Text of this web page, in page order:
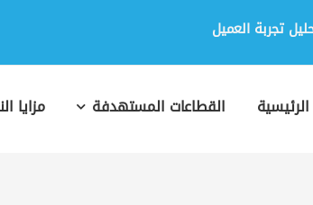
تجربة العميل
الرئيسية القطاعات المستهدفة مزايا